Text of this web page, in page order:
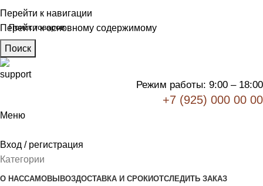
Перейти к навигации
Перейти к основному содержимому
Поиск
Режим работы: 9:00 – 18:00
+7 (925) 000 00 00
Меню
Вход / регистрация
Категории
О НАССАМОВЫВОЗДОСТАВКА И СРОКИОТСЛЕДИТЬ ЗАКАЗ